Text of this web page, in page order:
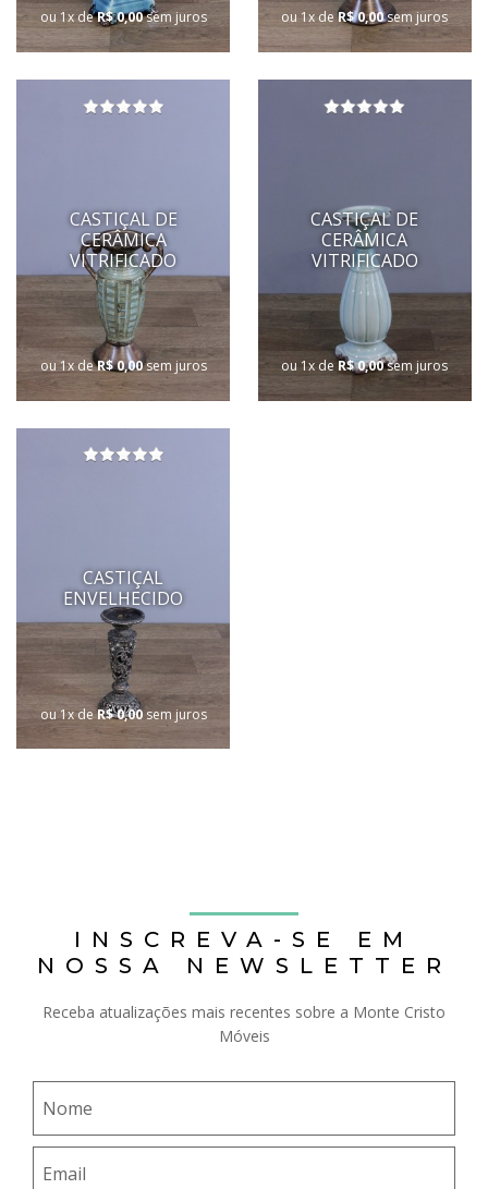
ou 1x deR$ 0,00sem juros ou 1x deR$ 0,00sem juros
CASTIÇAL DE
CERÂMICA
VITRIFICADO
ou 1x deR$ 0,00sem juros
CASTIÇAL DE
CERÂMICA
VITRIFICADO
ou 1x deR$ 0,00sem juros
CASTIÇAL
ENVELHECIDO
ou 1x deR$ 0,00sem juros
INSCREVA-SE EM
NOSSA NEWSLETTER
Receba atualizações mais recentes sobre a Monte Cristo
Móveis